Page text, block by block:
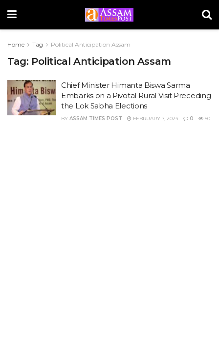
Home Tag Political Anticipation Assam
Tag: Political Anticipation Assam
Chief Minister Himanta Biswa Sarma
Embarks on a Pivotal Rural Visit Preceding
the Lok Sabha Elections
BY ASSAM TIMES POST FEBRUARY 7, 2024 0 50